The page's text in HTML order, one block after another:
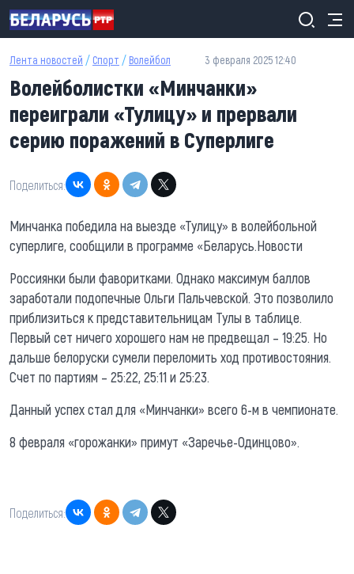
Перейти к основному содержанию
Лента новостей / Спорт / Волейбол 3 февраля 2025 12:40
Волейболистки «Минчанки»
переиграли «Тулицу» и прервали
серию поражений в Суперлиге
Поделиться:
Минчанка победила на выезде «Тулицу» в волейбольной
суперлиге, сообщили в программе «Беларусь.Новости
Россиянки были фаворитками. Однако максимум баллов
заработали подопечные Ольги Пальчевской. Это позволило
приблизиться к представительницам Тулы в таблице.
Первый сет ничего хорошего нам не предвещал – 19:25. Но
дальше белоруски сумели переломить ход противостояния.
Счет по партиям – 25:22, 25:11 и 25:23.
Данный успех стал для «Минчанки» всего 6-м в чемпионате.
8 февраля «горожанки» примут «Заречье-Одинцово».
Поделиться: